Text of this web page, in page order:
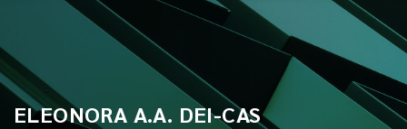
ELEONORA A.A. DEI-CAS